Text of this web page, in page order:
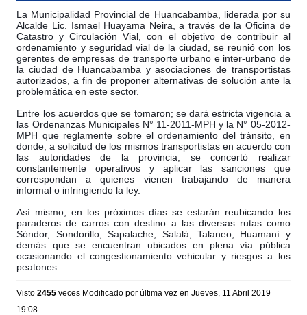
La Municipalidad Provincial de Huancabamba, liderada por su
Alcalde Lic. Ismael Huayama Neira, a través de la Oficina de
Catastro y Circulación Vial, con el objetivo de contribuir al
ordenamiento y seguridad vial de la ciudad, se reunió con los
gerentes de empresas de transporte urbano e inter-urbano de
la ciudad de Huancabamba y asociaciones de transportistas
autorizados, a fin de proponer alternativas de solución ante la
problemática en este sector.
Entre los acuerdos que se tomaron; se dará estricta vigencia a
las Ordenanzas Municipales N° 11-2011-MPH y la N° 05-2012-
MPH que reglamente sobre el ordenamiento del tránsito, en
donde, a solicitud de los mismos transportistas en acuerdo con
las autoridades de la provincia, se concertó realizar
constantemente operativos y aplicar las sanciones que
correspondan a quienes vienen trabajando de manera
informal o infringiendo la ley.
Así mismo, en los próximos días se estarán reubicando los
paraderos de carros con destino a las diversas rutas como
Sóndor, Sondorillo, Sapalache, Salalá, Talaneo, Huamaní y
demás que se encuentran ubicados en plena vía pública
ocasionando el congestionamiento vehicular y riesgos a los
peatones.
Visto2455 veces Modificado por última vez en Jueves, 11 Abril 2019
19:08